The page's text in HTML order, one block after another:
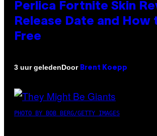
Perlica Fortnite Skin
Release Date and How
Free
3 uur geledenDoor Brent Koepp
PHOTO BY BOB BERG/GETTY IMAGES